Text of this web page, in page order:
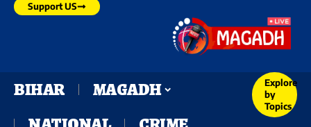
Support US
BIHAR
MAGADH
Explore
by
Topics